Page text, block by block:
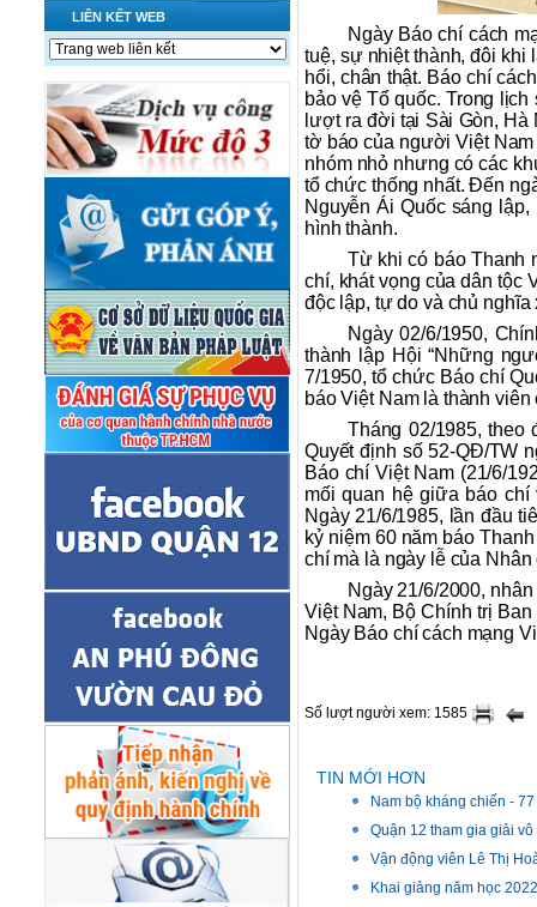
LIÊN KẾT WEB
Ngày Báo chí cách
tuệ, sự nhiệt thành, đôi khi
hổi, chân thật. Báo chí
bảo vệ Tổ quốc. Trong
lượt ra đời tại Sài Gòn,
tờ báo của người Việt
nhóm nhỏ nhưng có các
tổ chức thống nhất. Đến
Nguyễn Ái Quốc sáng
hình thành.
Từ khi có báo Thanh
chí, khát vọng của dân tộc
độc lập, tự do và chủ nghĩa
Ngày 02/6/1950,
thành lập Hội “Những
7/1950, tổ chức Báo chí
báo Việt Nam là thành
Tháng 02/1985,
Quyết định số 52-QĐ/TW
Báo chí Việt Nam (21/6/
mối quan hệ giữa báo
Ngày 21/6/1985, lần đầu
kỷ niệm 60 năm báo
chí mà là ngày lễ của
Ngày 21/6/2000,
Việt Nam, Bộ Chính trị
Ngày Báo chí cách mạng
Số lượt người xem: 1585
TIN MỚI HƠN
Nam bộ kháng chiến -
Quận 12 tham gia giải
Vận động viên Lê Thị
Khai giảng năm học